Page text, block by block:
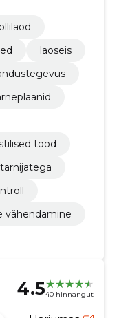
laoseis
tööd
vähendamine
4.540 hinnangut